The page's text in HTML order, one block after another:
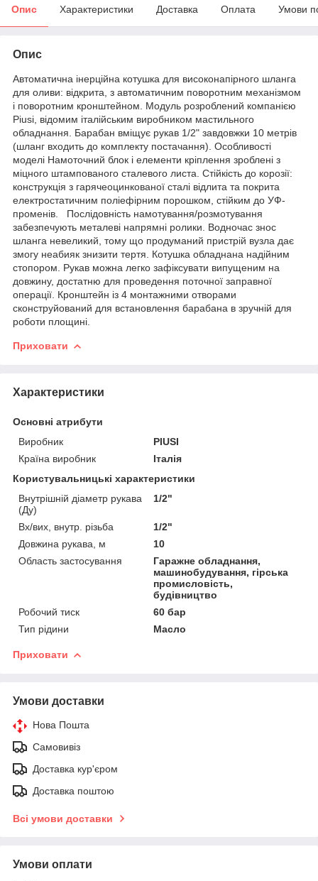
Опис Характеристики Доставка Оплата Умови
Опис
Автоматична інерційна котушка для високонапірного шланга
для оливи: відкрита, з автоматичним поворотним механізмом
і поворотним кронштейном. Модуль розроблений компанією
Piusi, відомим італійським виробником мастильного
обладнання. Барабан вміщує рукав 1/2" завдовжки 10 метрів
(шланг входить до комплекту постачання). Особливості
моделі Намоточний блок і елементи кріплення зроблені з
міцного штампованого сталевого листа. Стійкість до корозії:
конструкція з гарячеоцинкованої сталі відлита та покрита
електростатичним поліефірним порошком, стійким до УФ-
променів. Послідовність намотування/розмотування
забезпечують металеві напрямні ролики. Водночас знос
шланга невеликий, тому що продуманий пристрій вузла дає
змогу неабияк знизити тертя. Котушка обладнана надійним
стопором. Рукав можна легко зафіксувати випущеним на
довжину, достатню для проведення поточної заправної
операції. Кронштейн із 4 монтажними отворами
сконструйований для встановлення барабана в зручній для
роботи площині.
Приховати
Характеристики
Основні атрибути
Виробник
PIUSI
Країна виробник
Італія
Користувальницькі характеристики
Внутрішній діаметр рукава
(Ду)
1/2"
Вх/вих, внутр. різьба
1/2"
Довжина рукава, м
10
Область застосування
Гаражне обладнання,
машинобудування, гірська
промисловість,
будівництво
Робочий тиск
60 бар
Тип рідини
Масло
Приховати
Умови доставки
Нова Пошта
Самовивіз
Доставка кур'єром
Доставка поштою
Всі умови доставки
Умови оплати